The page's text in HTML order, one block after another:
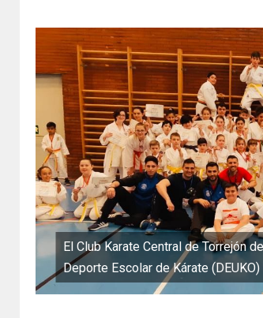
El Club Karate Central de Torrejón
Deporte Escolar de Kárate (DEUKO)